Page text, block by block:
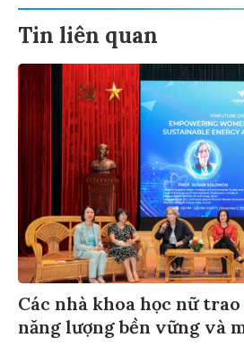
Tin liên quan
Các nhà khoa học nữ
năng lượng bền vững và